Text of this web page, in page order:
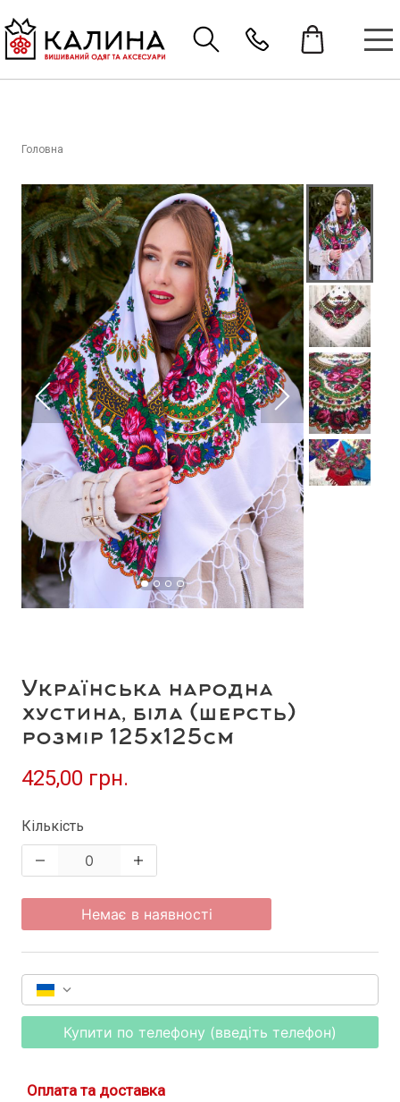
Головна
Українська народна
хустина, біла (шерсть)
розмір 125х125см
425,00 грн.
Кількість
Немає в наявності
Купити по телефону (введіть телефон)
Оплата та доставка